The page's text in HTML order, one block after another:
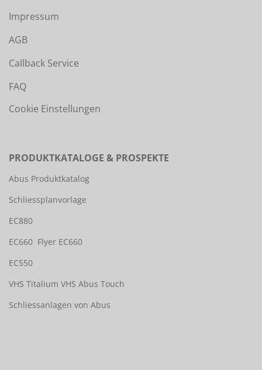
Impressum
AGB
Callback Service
FAQ
Cookie Einstellungen
PRODUKTKATALOGE & PROSPEKTE
Abus Produktkatalog
Schliessplanvorlage
EC880
EC660 Flyer EC660
EC550
VHS Titalium VHS Abus Touch
Schliessanlagen von Abus